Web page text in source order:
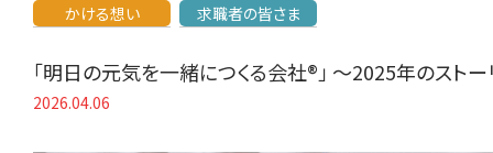
かける想い 求職者の皆さま
「明日の元気を一緒につくる会社®」 〜2025年のスト
2026.04.06